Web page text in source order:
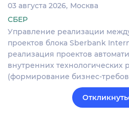
03 августа 2026 Москва
СБЕР
Управление реализации
проектов блока Sberbank
реализация проектов
внутренних технологических
(формирование бизнес-